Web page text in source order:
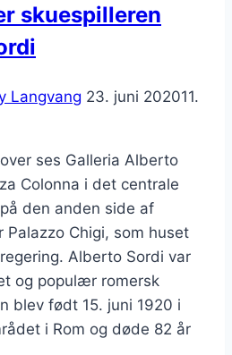
skuespilleren
Langvang 23. juni 202011.
ses Galleria Alberto
Colonna i det centrale
den anden side af
Palazzo Chigi, som huset
Alberto Sordi var
og populær romersk
blev født 15. juni 1920 i
i Rom og døde 82 år